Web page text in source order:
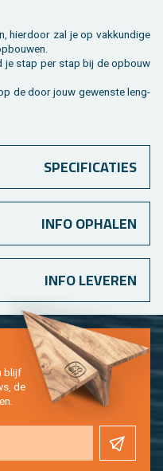
hier­door zal je op vak­kun­di­ge
je stap per stap bij de op­bouw
de door jouw ge­wens­te leng­
SPECIFICATIES
INFO OPHALEN
INFO LEVEREN
blijf
de